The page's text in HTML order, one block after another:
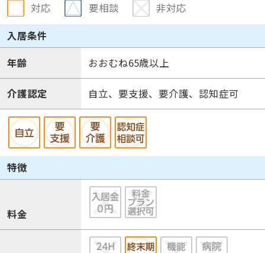
対応 要相談
非対応
入居条件
年齢
おおむね65歳以上
介護認定 自立、要支援、要介護、認知症可
特徴
料金